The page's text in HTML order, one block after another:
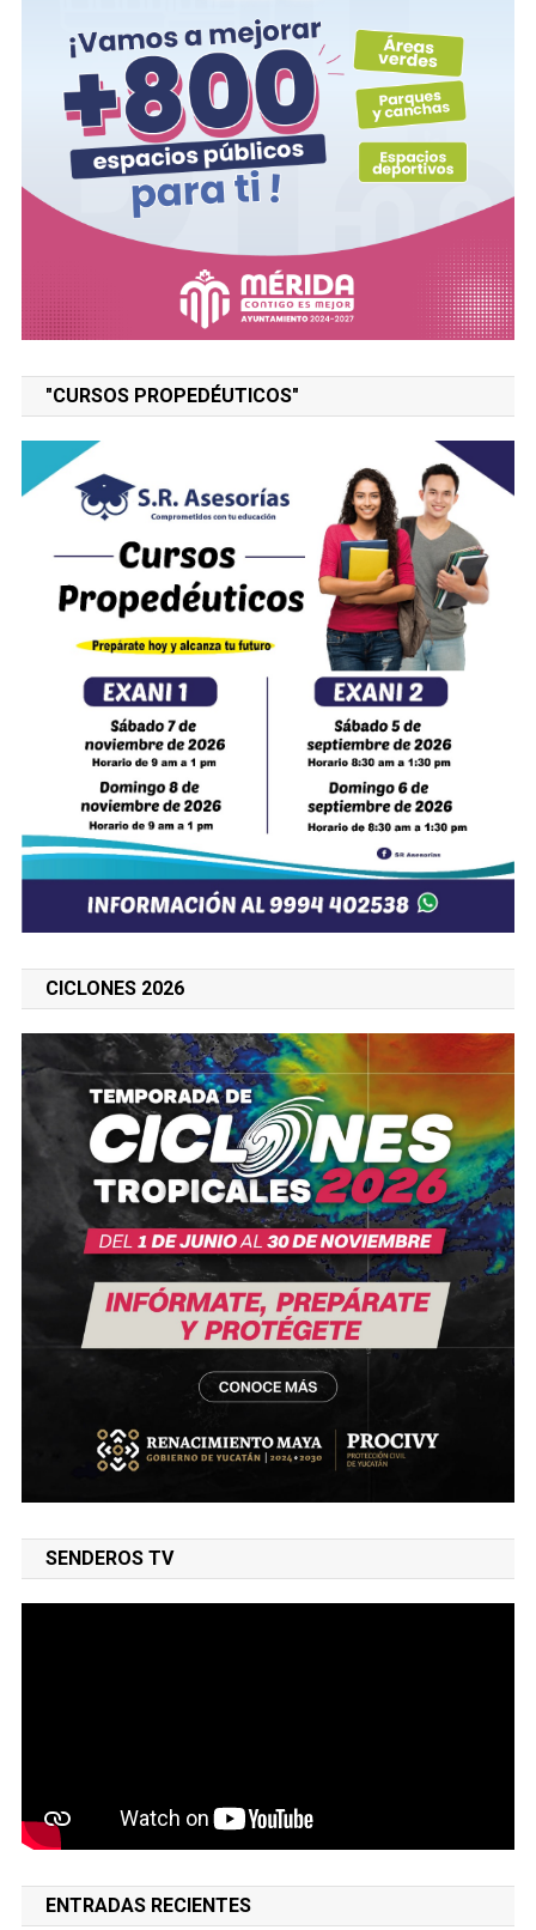
"CURSOS PROPEDÉUTICOS"
CICLONES 2026
SENDEROS TV
ENTRADAS RECIENTES